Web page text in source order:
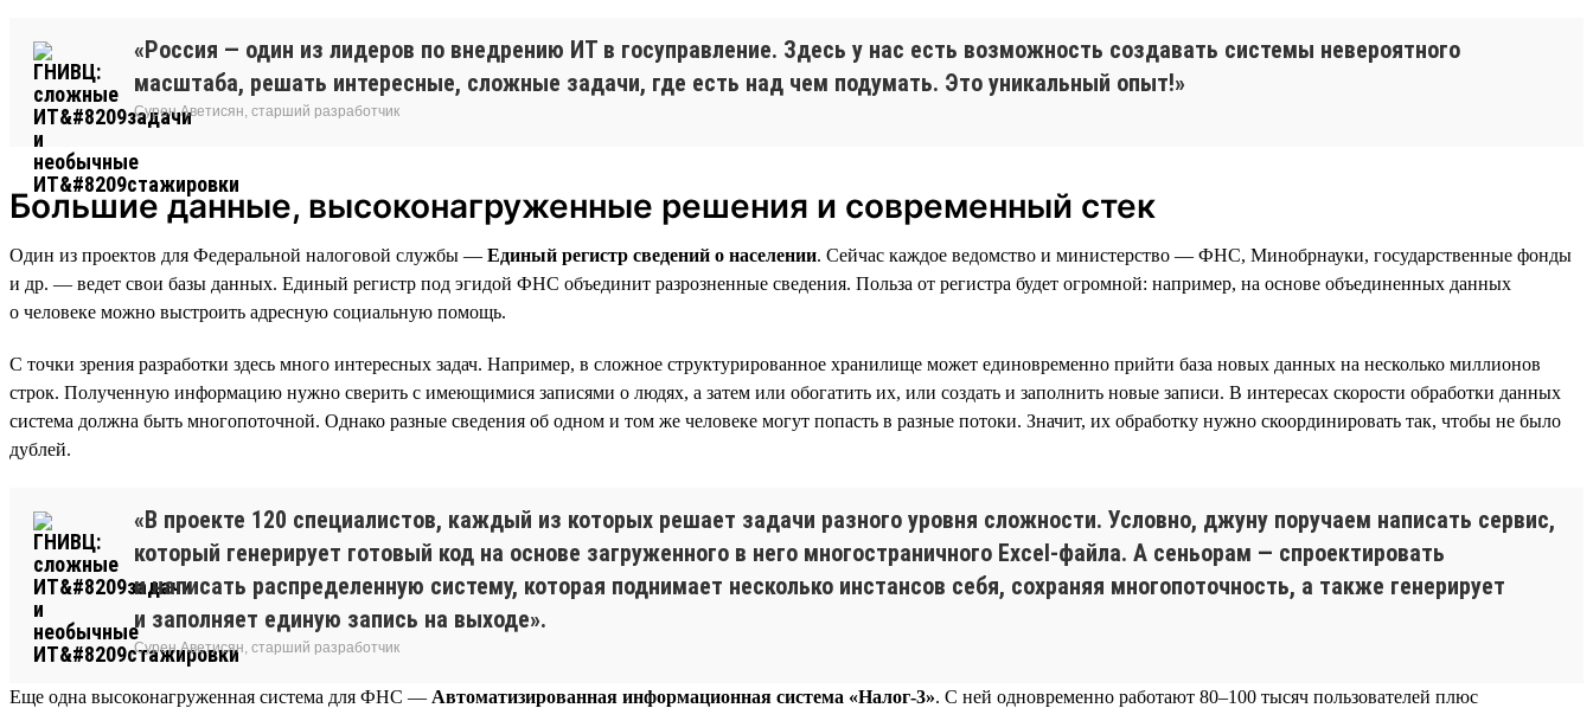
«Россия — один из лидеров по внедрению ИТ в госуправление. Здесь у нас есть возможность создавать системы невероятного
масштаба, решать интересные, сложные задачи, где есть над чем подумать. Это уникальный опыт!»
Сурен Аветисян, старший разработчик
Большие данные, высоконагруженные решения и современный стек
Один из проектов для Федеральной налоговой службы — Единый регистр сведений о населении. Сейчас каждое ведомство и министерство — ФНС, Минобрнауки, государственные фонды
и др. — ведет свои базы данных. Единый регистр под эгидой ФНС объединит разрозненные сведения. Польза от регистра будет огромной: например, на основе объединенных данных
о человеке можно выстроить адресную социальную помощь.
С точки зрения разработки здесь много интересных задач. Например, в сложное структурированное хранилище может единовременно прийти база новых данных на несколько миллионов
строк. Полученную информацию нужно сверить с имеющимися записями о людях, а затем или обогатить их, или создать и заполнить новые записи. В интересах скорости обработки данных
система должна быть многопоточной. Однако разные сведения об одном и том же человеке могут попасть в разные потоки. Значит, их обработку нужно скоординировать так, чтобы не было
дублей.
«В проекте 120 специалистов, каждый из которых решает задачи разного уровня сложности. Условно, джуну поручаем написать сервис,
который генерирует готовый код на основе загруженного в него многостраничного Excel-файла. А сеньорам — спроектировать
и написать распределенную систему, которая поднимает несколько инстансов себя, сохраняя многопоточность, а также генерирует
и заполняет единую запись на выходе».
Сурен Аветисян, старший разработчик
Еще одна высоконагруженная система для ФНС — Автоматизированная информационная система «Налог-3». С ней одновременно работают 80–100 тысяч пользователей плюс